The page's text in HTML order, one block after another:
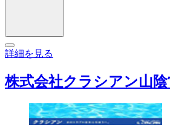
詳細を見る
株式会社クラシアン山